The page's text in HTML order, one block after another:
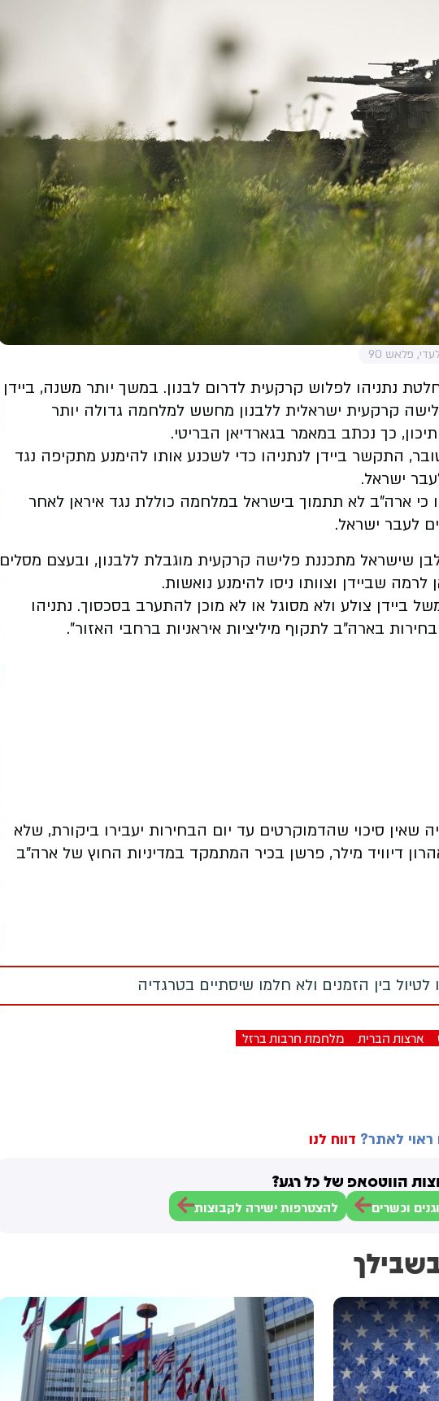
פלאש 90
נתניהו לפלוש קרקעית לדרום לבנון. במשך יותר משנה, ביידן
פלישה קרקעית ישראלית ללבנון מחשש למלחמה גדולה יותר
כך נכתב במאמר בגארדיאן הבריטי.
הטבח ב-7 באוקטובר, התקשר ביידן לנתניהו כדי לשכנע אותו להימנע מתקיפה נגד
ישראל.
כי ארה"ב לא תתמוך בישראל במלחמה כוללת נגד איראן לאחר
לעבר ישראל.
שישראל מתכננת פלישה קרקעית מוגבלת ללבנון, ובעצם מסלים
שביידן וצוותו ניסו להימנע נואשות.
ביידן צולע ולא מסוגל או לא מוכן להתערב בסכסוך. נתניהו
בארה"ב לתקוף מיליציות איראניות ברחבי האזור".
שאין סיכוי שהדמוקרטים עד יום הבחירות יעבירו ביקורת, שלא
דיוויד מילר, פרשן בכיר המתמקד במדיניות החוץ של ארה"ב
לטיול בין הזמנים ולא חלמו שיסתיים בטרגדיה
ארצות הברית מלחמת חרבות ברזל
לאתר? דווח לנו
הווטסאפ של כל רגע?
וכשרים להצטרפות ישירה לקבוצות